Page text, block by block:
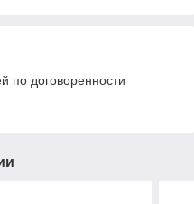
по договоренности